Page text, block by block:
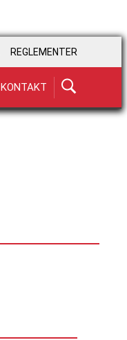
REGLEMENTER
KONTAKT